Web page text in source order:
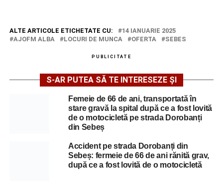
ALTE ARTICOLE ETICHETATE CU:
14 IANUARIE 2025
AJOFM ALBA
LOCURI DE MUNCA OFERTA SEBES
PUBLICITATE
S-AR PUTEA SĂ TE INTERESEZE ȘI
Femeie de 66 de ani, transportată în
stare gravă la spital după ce a fost lovită
de o motocicletă pe strada Dorobanți
din Sebeș
Accident pe strada Dorobanți din
Sebeș: fermeie de 66 de ani rănită grav,
după ce a fost lovită de o motocicletă